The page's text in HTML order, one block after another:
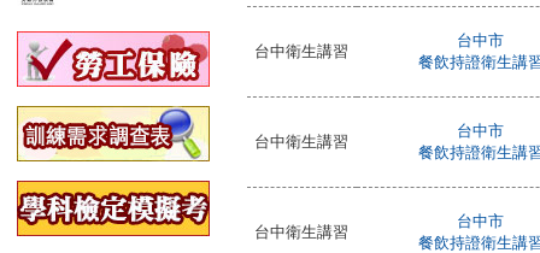
台中衛生講習
台中市
餐飲持證衛生講
台中衛生講習
台中市
餐飲持證衛生講
台中衛生講習
台中市
餐飲持證衛生講